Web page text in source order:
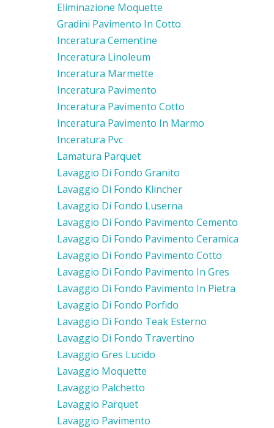
Eliminazione Moquette
Gradini Pavimento In Cotto
Inceratura Cementine
Inceratura Linoleum
Inceratura Marmette
Inceratura Pavimento
Inceratura Pavimento Cotto
Inceratura Pavimento In Marmo
Inceratura Pvc
Lamatura Parquet
Lavaggio Di Fondo Granito
Lavaggio Di Fondo Klincher
Lavaggio Di Fondo Luserna
Lavaggio Di Fondo Pavimento Cemento
Lavaggio Di Fondo Pavimento Ceramica
Lavaggio Di Fondo Pavimento Cotto
Lavaggio Di Fondo Pavimento In Gres
Lavaggio Di Fondo Pavimento In Pietra
Lavaggio Di Fondo Porfido
Lavaggio Di Fondo Teak Esterno
Lavaggio Di Fondo Travertino
Lavaggio Gres Lucido
Lavaggio Moquette
Lavaggio Palchetto
Lavaggio Parquet
Lavaggio Pavimento